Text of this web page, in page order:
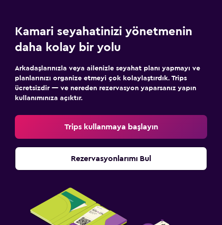
Çamaşırhane
Çamaşır yıkama tesisleri
Çamaşırhane
Havalimanı servisi (ücretli)
Shuttle servisi (ek ücret uygulanır)
Erişilebilirlik ve uygunluk
Sigara içilmez
Kamari seyahatinizi yönetmenin
daha kolay bir yolu
Arkadaşlarınızla veya ailenizle seyahat planı yapmayı ve
planlarınızı organize etmeyi çok kolaylaştırdık. Trips
ücretsizdir — ve nereden rezervasyon yaparsanız yapın
kullanımınıza açıktır.
Trips kullanmaya başlayın
Rezervasyonlarımı Bul